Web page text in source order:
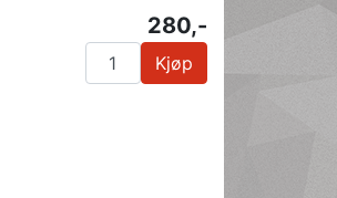
280,-
Kjøp